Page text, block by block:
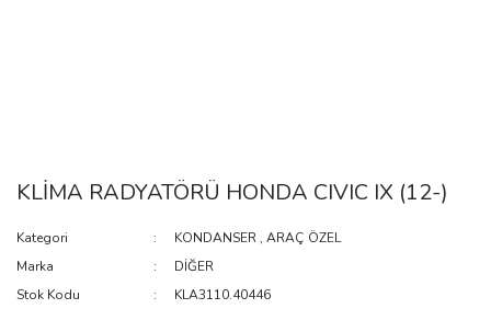
KLİMA RADYATÖRÜ HONDA CIVIC IX (12-)
Kategori KONDANSER ,ARAÇ ÖZEL
Marka
DİĞER
Stok Kodu
KLA3110.40446